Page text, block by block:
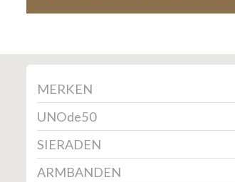
MERKEN
UNOde50
SIERADEN
ARMBANDEN